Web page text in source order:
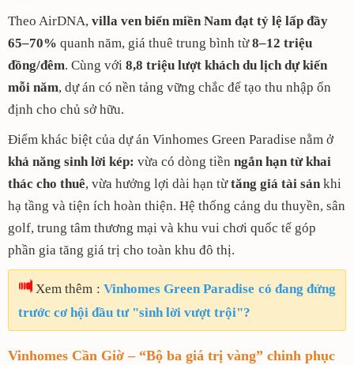
Theo AirDNA, villa ven biển miền Nam đạt tỷ lệ lấp đầy
65–70% quanh năm, giá thuê trung bình từ8–12 triệu
đồng/đêm. Cùng với 8,8 triệu lượt khách du lịch dự kiến
mỗi năm, dự án có nền tảng vững chắc để tạo thu nhập ổn
định cho chủ sở hữu.
Điểm khác biệt của dự án Vinhomes Green Paradise nằm ở
khả năng sinh lời kép: vừa có dòng tiền ngắn hạn từ khai
thác cho thuê, vừa hưởng lợi dài hạn từtăng giá tài sảnkhi
hạ tầng và tiện ích hoàn thiện. Hệ thống cảng du thuyền, sân
golf, trung tâm thương mại và khu vui chơi quốc tế góp
phần gia tăng giá trị cho toàn khu đô thị.
Xem thêm : Vinhomes Green Paradise có đang đứng
trước cơ hội đầu tư "sinh lời vượt trội"?
Vinhomes Cần Giờ – “Bộ ba giá trị vàng” chinh phục